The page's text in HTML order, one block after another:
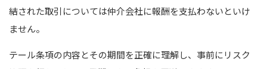
結された取引については仲介会社に報酬を支払わないといけ
ません。
テール条項の内容とその期間を正確に理解し、事前にリスク